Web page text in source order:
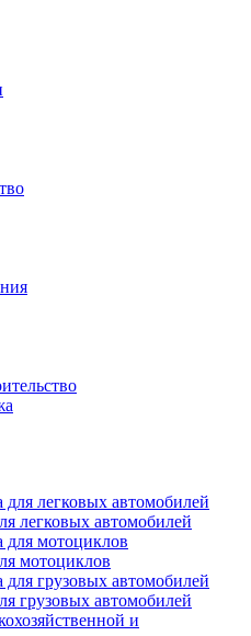
легковых автомобилей
мотоциклов
грузовых автомобилей